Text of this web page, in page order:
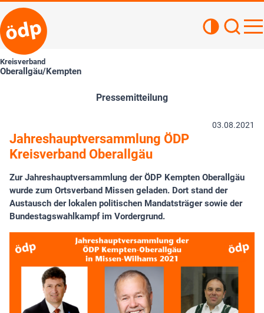
Kreisverband
Oberallgäu/Kempten
Pressemitteilung
03.08.2021
Jahreshauptversammlung ÖDP
Kreisverband Oberallgäu
Zur Jahreshauptversammlung der ÖDP Kempten Oberallgäu
wurde zum Ortsverband Missen geladen. Dort stand der
Austausch der lokalen politischen Mandatsträger sowie der
Bundestagswahlkampf im Vordergrund.